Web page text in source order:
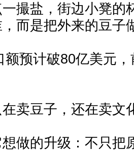
撮盐，街边小凳的
而是把外来的豆子
额预计破80亿美元
卖豆子，还在卖文
做的升级：不只把